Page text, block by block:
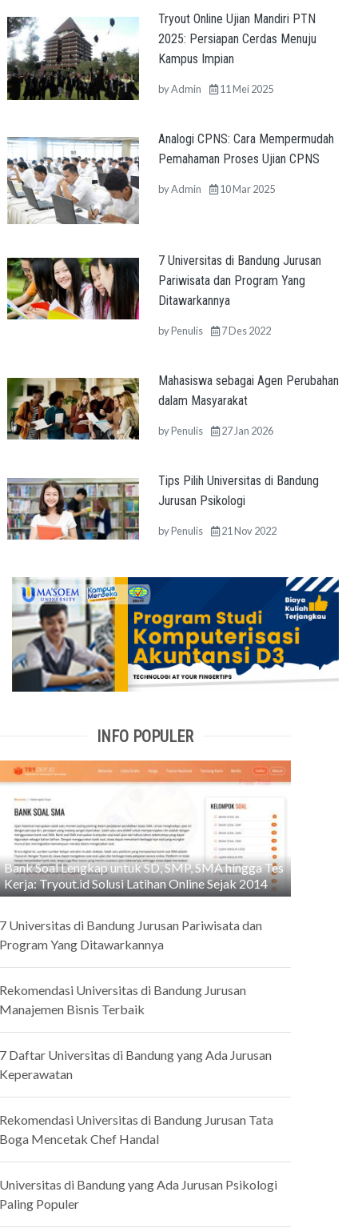
Tryout Online Ujian Mandiri PTN
2025: Persiapan Cerdas Menuju
Kampus Impian
byAdmin 11 Mei 2025
Analogi CPNS: Cara Mempermudah
Pemahaman Proses Ujian CPNS
byAdmin 10 Mar 2025
7 Universitas di Bandung Jurusan
Pariwisata dan Program Yang
Ditawarkannya
byPenulis 7 Des 2022
Mahasiswa sebagai Agen Perubahan
dalam Masyarakat
byPenulis 27 Jan 2026
Tips Pilih Universitas di Bandung
Jurusan Psikologi
byPenulis 21 Nov 2022
INFO POPULER
Bank Soal Lengkap untuk SD, SMP, SMA hingga Tes
Kerja: Tryout.id Solusi Latihan Online Sejak 2014
Universitas di Bandung Jurusan Pariwisata dan
Yang Ditawarkannya
Universitas di Bandung Jurusan
Bisnis Terbaik
Daftar Universitas di Bandung yang Ada Jurusan
Universitas di Bandung Jurusan Tata
Mencetak Chef Handal
di Bandung yang Ada Jurusan Psikologi
Populer